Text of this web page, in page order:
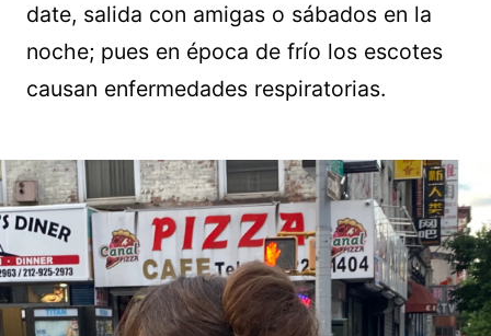
date, salida con amigas o sábados en la
noche; pues en época de frío los escotes
causan enfermedades respiratorias.